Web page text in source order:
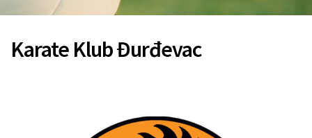
Karate Klub Đurđevac